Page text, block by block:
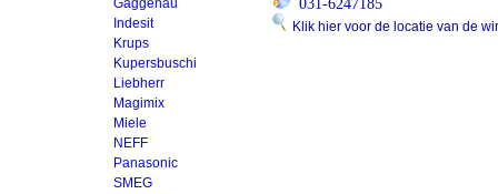
Gaggenau
Indesit
Krups
Kupersbuschi
Liebherr
Magimix
Miele
NEFF
Panasonic
SMEG
031-6247185
Klik hier voor de locatie van de